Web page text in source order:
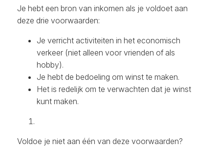
Je hebt een bron van inkomen als je voldoet aan
deze drie voorwaarden:
Je verricht activiteiten in het economisch
verkeer (niet alleen voor vrienden of als
hobby).
Je hebt de bedoeling om winst te maken.
Het is redelijk om te verwachten dat je winst
kunt maken.
Voldoe je niet aan één van deze voorwaarden?